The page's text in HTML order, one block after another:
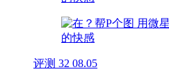
评测 32 08.05